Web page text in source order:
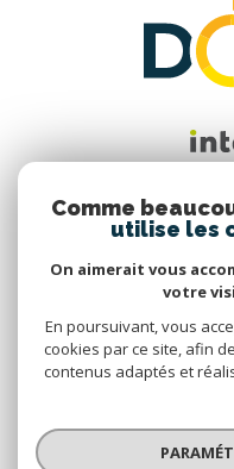
© 2026 |
Nos honoraires
Comme
utilise les
On aimerait vous
votre
En poursuivant, vous
cookies par ce site, afin
contenus adaptés et